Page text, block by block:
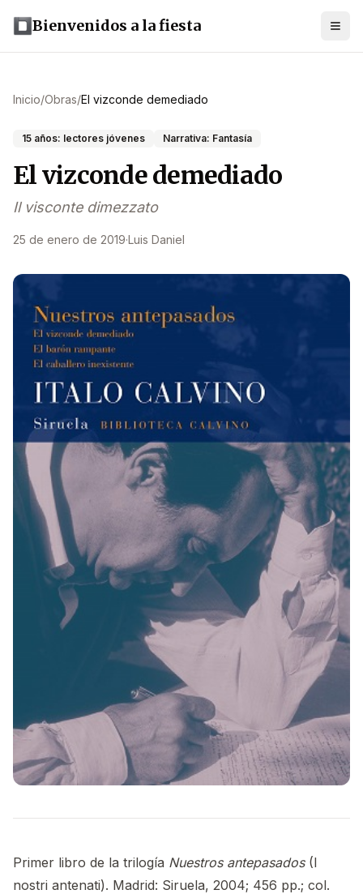
Bienvenidos a la fiesta
Inicio/Obras/El vizconde demediado
15 años: lectores jóvenes Narrativa: Fantasía
El vizconde demediado
Il visconte dimezzato
25 de enero de 2019·Luis Daniel
Primer libro de la trilogía Nuestros antepasados(I
nostri antenati). Madrid: Siruela, 2004; 456 pp.; col.